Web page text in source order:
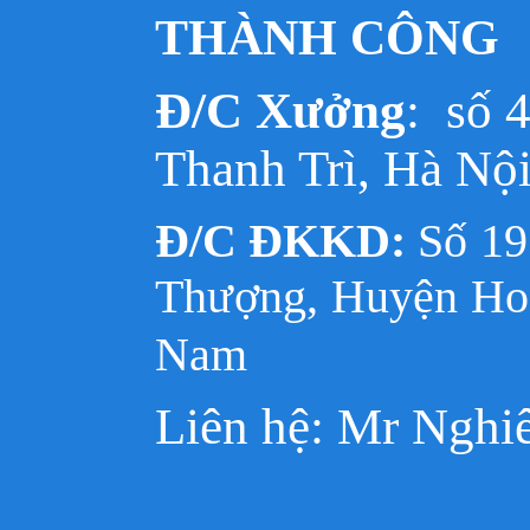
THÀNH CÔNG
Đ/C Xưởng: số
Thanh Trì, Hà
Đ/C ĐKKD: Số
Thượng, Huyện
Nam
Liên hệ: Mr